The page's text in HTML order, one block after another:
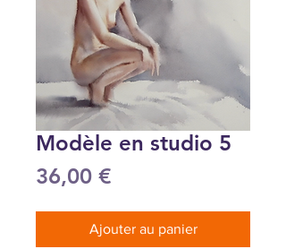
Modèle en studio 5
36,00 €
Ajouter au panier